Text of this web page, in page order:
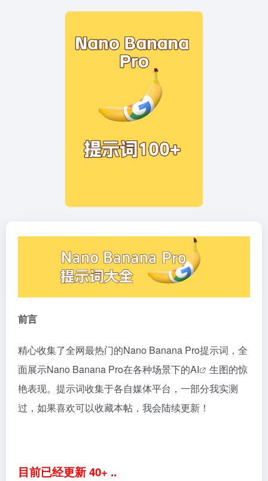
前言
精心收集了全网最热门的Nano Banana Pro提示词，全
面展示Nano Banana Pro在各种场景下的AI
生图的惊
艳表现。提示词收集于各自媒体平台，一部分我实测
过，如果喜欢可以收藏本帖，我会陆续更新！
目前已经更新 40+ ..